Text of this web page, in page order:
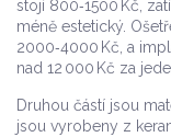
stojí 800‑1500 Kč,
méně estetický.
2000‑4000 Kč, a
nad 12 000 Kč za
Druhou částí jsou
jsou vyrobeny z